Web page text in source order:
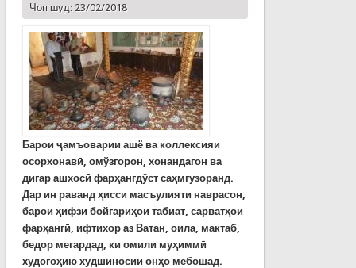
Чоп шуд: 23/02/2018
Барои ҷамъоварии ашё ва коллексияи
осорхонавӣ, омўзгорон, хонандагон ва
дигар ашхосӣ фарҳангдўст саҳмгузоранд.
Дар ин раванд ҳисси масъулияти наврасон,
барои ҳифзи бойгариҳои табиат, сарватҳои
фарҳангӣ, ифтихор аз Ватан, оила, мактаб,
бедор мегардад, ки омили муҳиммӣ
худогоҳию худшиносии онҳо мебошад.